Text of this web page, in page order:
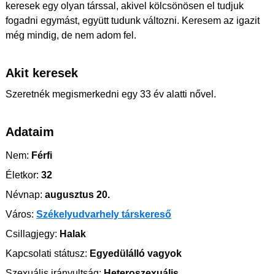
keresek egy olyan társsal, akivel kölcsönösen el tudjuk
fogadni egymást, együtt tudunk változni. Keresem az igazit
még mindig, de nem adom fel.
Akit keresek
Szeretnék megismerkedni egy 33 év alatti nővel.
Adataim
Nem: Férfi
Életkor: 32
Névnap: augusztus 20.
Város: Székelyudvarhely társkereső
Csillagjegy: Halak
Kapcsolati státusz: Egyedülálló vagyok